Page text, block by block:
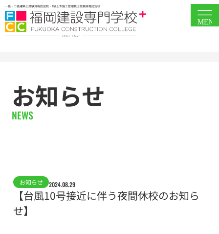
一級・二級建築士受験資格認定校・1級土木施工管理技士受験資格認定校
MENU
お知らせ
NEWS
お知らせ 2024.08.29
【台風10号接近に伴う夜間休校のお知ら
せ】